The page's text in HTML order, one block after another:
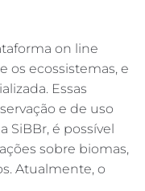
on line
os ecossistemas, e
Essas
e de uso
é possível
sobre biomas,
Atualmente, o